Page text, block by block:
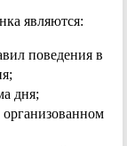
являются:
поведения в
дня;